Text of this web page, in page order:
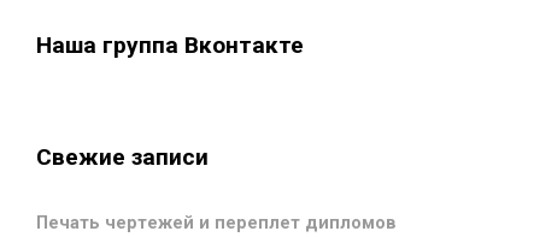
Наша группа Вконтакте
Свежие записи
Печать чертежей и переплет дипломов